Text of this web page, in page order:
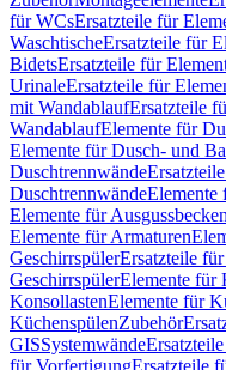
für WCsErsatzteile für
WaschtischeErsatzteile für
BidetsErsatzteile für
UrinaleErsatzteile für
mit WandablaufErsatzteile
WandablaufElemente für
Elemente für Dusch- und
Duschtrennwände
DuschtrennwändeElemente
Elemente für Ausgussbecken
Elemente für Armaturen
GeschirrspülerErsatzteile
GeschirrspülerElemente für
KonsollastenElemente für
KüchenspülenZubehör
GISSystemwände
für VorfertigungErsatzteile